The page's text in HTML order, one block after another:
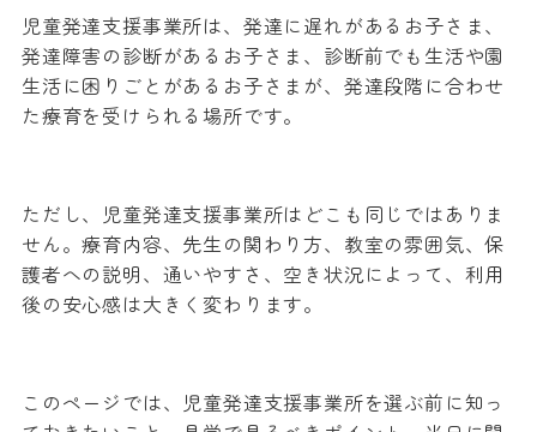
児童発達支援事業所は、発達に遅れがあるお子さま、
発達障害の診断があるお子さま、診断前でも生活や園
生活に困りごとがあるお子さまが、発達段階に合わせ
た療育を受けられる場所です。
ただし、児童発達支援事業所はどこも同じではありま
せん。療育内容、先生の関わり方、教室の雰囲気、保
護者への説明、通いやすさ、空き状況によって、利用
後の安心感は大きく変わります。
このページでは、児童発達支援事業所を選ぶ前に知っ